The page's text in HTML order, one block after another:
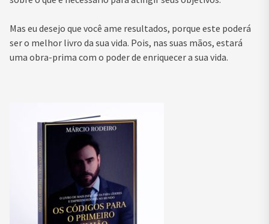
Mas eu desejo que você ame resultados, porque este poderá
ser o melhor livro da sua vida. Pois, nas suas mãos, estará
uma obra-prima com o poder de enriquecer a sua vida.